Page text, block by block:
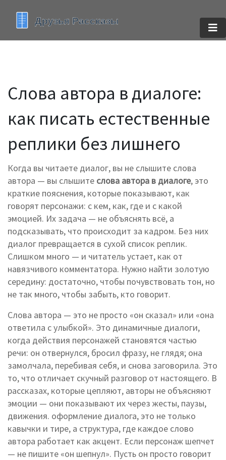
Слова автора в диалоге:
как писать естественные
реплики без лишнего
Когда вы читаете диалог, вы не слышите слова
автора — вы слышите слова автора в диалоге,это
краткие пояснения, которые показывают, как
говорят персонажи: с кем, как, где и с какой
эмоцией. Их задача — не объяснять всё, а
подсказывать, что происходит за кадром. Без них
диалог превращается в сухой список реплик.
Слишком много — и читатель устает, как от
навязчивого комментатора. Нужно найти золотую
середину: достаточно, чтобы почувствовать тон, но
не так много, чтобы забыть, кто говорит.
Слова автора — это не просто «он сказал» или «она
ответила с улыбкой». Это динамичные диалоги,
когда действия персонажей становятся частью
речи: он отвернулся, бросил фразу, не глядя; она
замолчала, перебивая себя, и снова заговорила. Это
то, что отличает скучный разговор от настоящего. В
рассказах, которые цепляют, авторы не объясняют
эмоции — они показывают их через жесты, паузы,
движения. оформление диалога,это не только
кавычки и тире, а структура, где каждое слово
автора работает как акцент. Если персонаж шепчет
— не пишите «он шепнул». Пусть он просто говорит